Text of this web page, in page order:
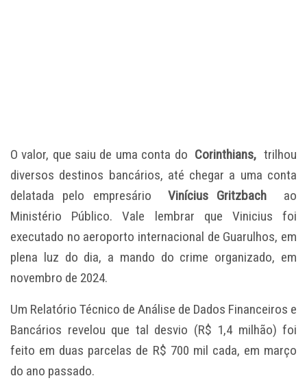
O valor, que saiu de uma conta do Corinthians, trilhou
diversos destinos bancários, até chegar a uma conta
delatada pelo empresárioVinícius Gritzbach ao
Ministério Público. Vale lembrar que Vinicius foi
executado no aeroporto internacional de Guarulhos, em
plena luz do dia, a mando do crime organizado, em
novembro de 2024.
Um Relatório Técnico de Análise de Dados Financeiros e
Bancários revelou que tal desvio (R$ 1,4 milhão) foi
feito em duas parcelas de R$ 700 mil cada, em março
do ano passado.